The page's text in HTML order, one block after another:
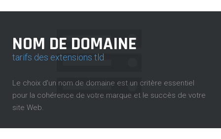
NOM DE DOMAINE
tarifs des extensions tld
Le choix d'un nom de domaine est un critère essentiel
pour la cohérence de votre marque et le succès de votre
site Web.